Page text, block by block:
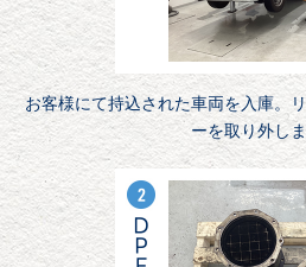
お客様にて持込された車両を入庫。
ーを取り外しま